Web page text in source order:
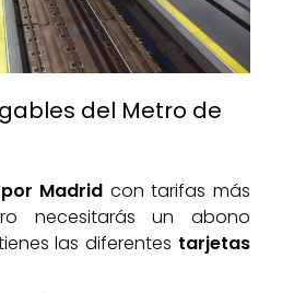
del Metro de
Madrid con tarifas más
necesitarás un abono
las diferentes tarjetas